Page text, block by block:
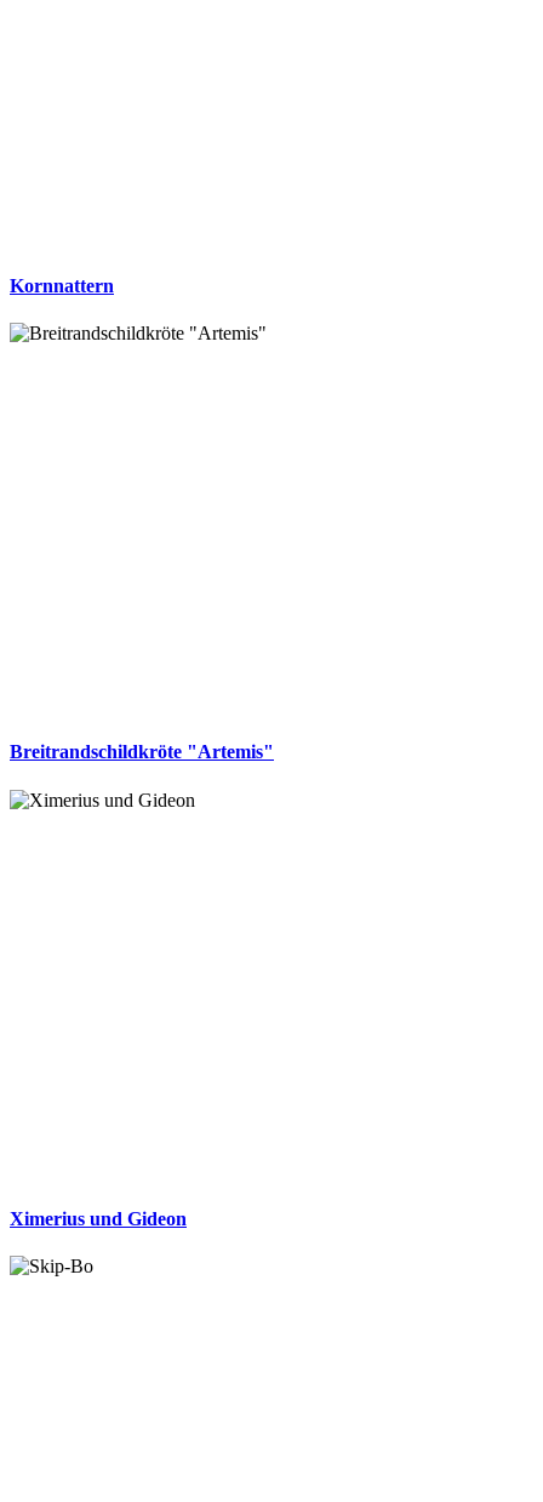
Kornnattern
Breitrandschildkröte "Artemis"
Ximerius und Gideon